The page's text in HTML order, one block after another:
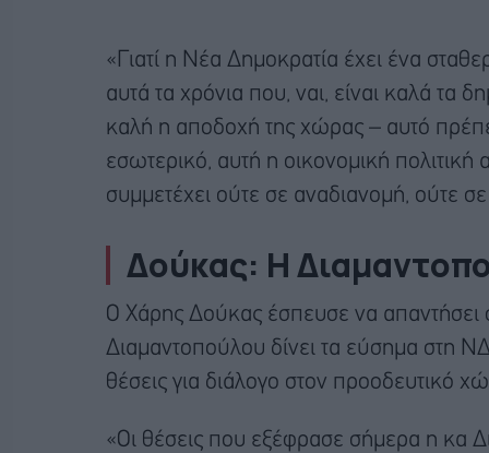
«Γιατί η Νέα Δημοκρατία έχει ένα
αυτά τα χρόνια που, ναι, είναι καλά τα
καλή η αποδοχή της χώρας – αυτό
εσωτερικό, αυτή η οικονομική
συμμετέχει ούτε σε αναδιανομή, ούτε
Δούκας: Η
Ο Χάρης Δούκας έσπευσε να απαντήσει
Διαμαντοπούλου δίνει τα εύσημα στη ΝΔ
θέσεις για διάλογο στον προοδευτικό
«Οι θέσεις που εξέφρασε σήμερα η κα